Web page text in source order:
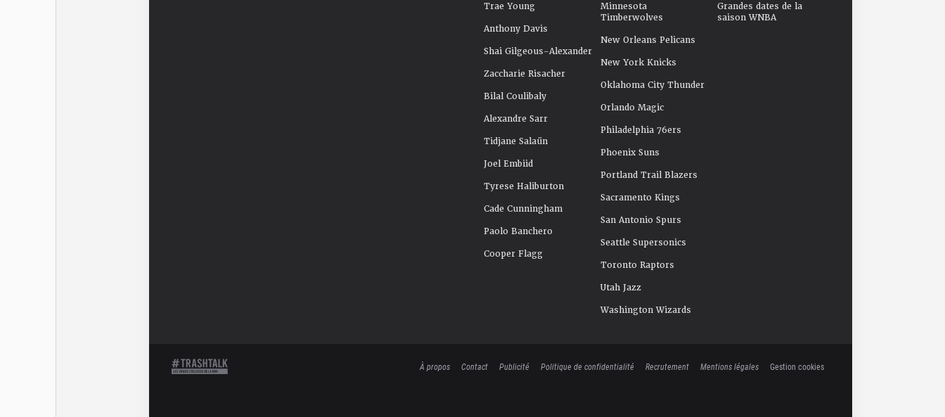
Trae Young
Anthony Davis
Shai Gilgeous-Alexander
Zaccharie Risacher
Bilal Coulibaly
Alexandre Sarr
Tidjane Salaün
Joel Embiid
Tyrese Haliburton
Cade Cunningham
Paolo Banchero
Cooper Flagg
Minnesota
Timberwolves
New Orleans Pelicans
New York Knicks
Oklahoma City Thunder
Orlando Magic
Philadelphia 76ers
Phoenix Suns
Portland Trail Blazers
Sacramento Kings
San Antonio Spurs
Seattle Supersonics
Toronto Raptors
Utah Jazz
Washington Wizards
Grandes dates de la
saison WNBA
À propos Contact Publicité Politique de confidentialité Recrutement Mentions légales Gestion cookies